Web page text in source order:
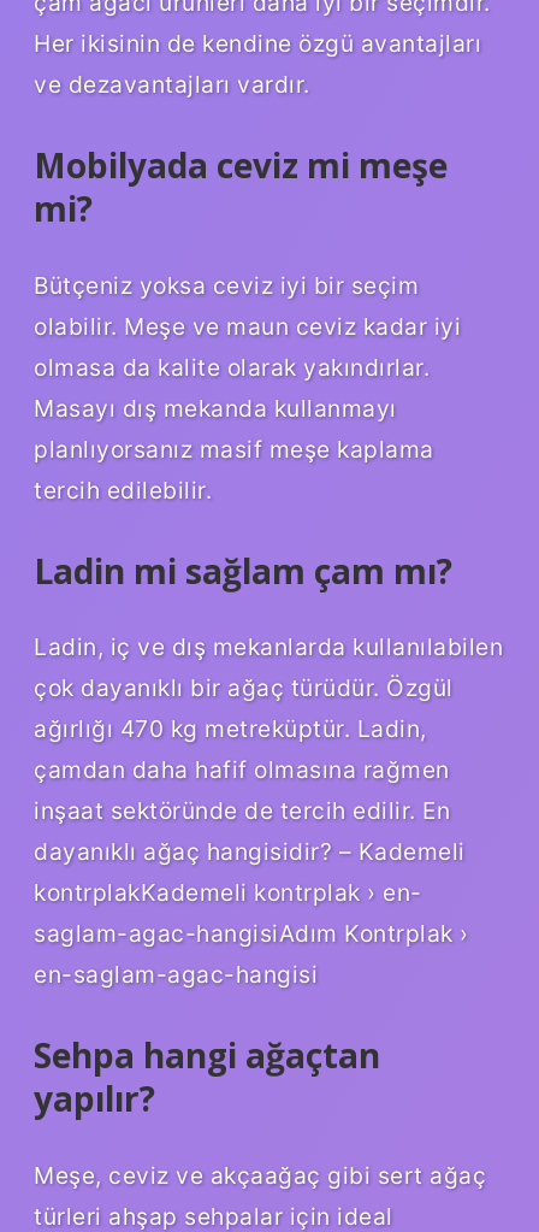
Her ikisinin de kendine özgü avantajları
ve dezavantajları vardır.
Mobilyada ceviz mi meşe
mi?
Bütçeniz yoksa ceviz iyi bir seçim
olabilir. Meşe ve maun ceviz kadar iyi
olmasa da kalite olarak yakındırlar.
Masayı dış mekanda kullanmayı
planlıyorsanız masif meşe kaplama
tercih edilebilir.
Ladin mi sağlam çam mı?
Ladin, iç ve dış mekanlarda kullanılabilen
çok dayanıklı bir ağaç türüdür. Özgül
ağırlığı 470 kg metreküptür. Ladin,
çamdan daha hafif olmasına rağmen
inşaat sektöründe de tercih edilir. En
dayanıklı ağaç hangisidir? – Kademeli
kontrplakKademeli kontrplak › en-
saglam-agac-hangisiAdım Kontrplak ›
en-saglam-agac-hangisi
Sehpa hangi ağaçtan
yapılır?
Meşe, ceviz ve akçaağaç gibi sert ağaç
türleri ahşap sehpalar için ideal